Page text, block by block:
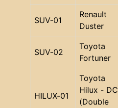
SUV-01
Renault
Duster
SUV-02
Toyota
Fortuner
HILUX-01
Toyota
Hilux - DC
(Double